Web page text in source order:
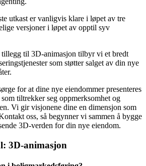
utkast er vanligvis klare i løpet av tre
versjoner i løpet av opptil syv
til 3D-animasjon tilbyr vi et bredt
som støtter salget av din nye
for at dine nye eiendommer presenteres
tiltrekker seg oppmerksomhet og
Vi gir visjonene dine en dimensjon som
oss, så begynner vi sammen å bygge
3D-verden for din nye eiendom.
3D-animasjon